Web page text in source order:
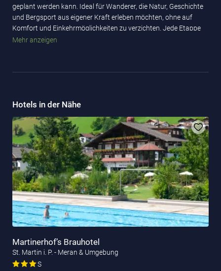
geplant werden kann. Ideal für Wanderer, die Natur, Geschichte
und Bergsport aus eigener Kraft erleben möchten, ohne auf
Komfort und Einkehrmöglichkeiten zu verzichten. Jede Etappe
überzeugt durch Authentizität, Ruhe und die besondere
Mehr anzeigen
Hotels in der Nähe
Martinerhof’s Brauhotel
St. Martin i. P. - Meran & Umgebung
S